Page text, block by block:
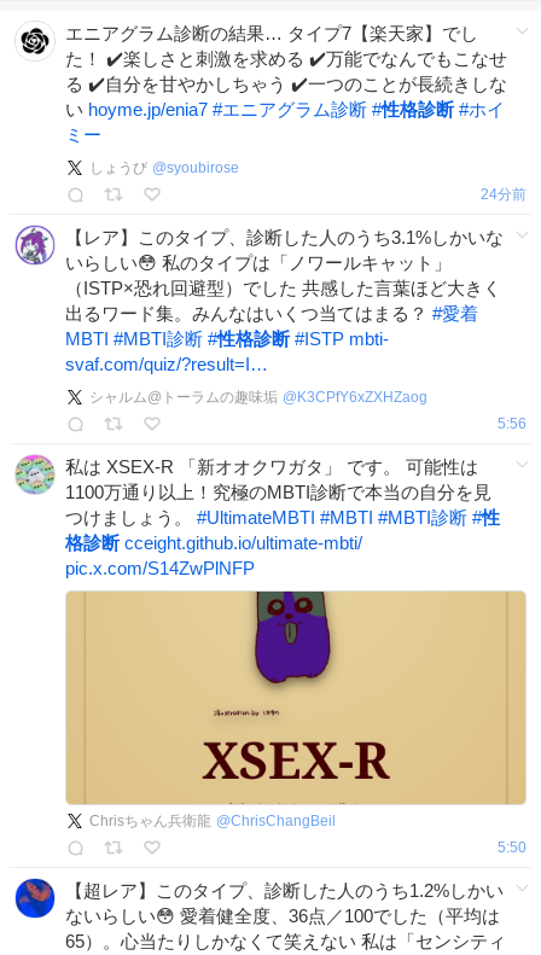
エニアグラム診断の結果… タイプ7【楽天家】でし
た！ ✔️楽しさと刺激を求める ✔️万能でなんでもこなせ
る ✔️自分を甘やかしちゃう ✔️一つのことが長続きしな
い hoyme.jp/enia7 #エニアグラム診断 #性格診断 #ホイ
ミー
しょうび @syoubirose
24分前
【レア】このタイプ、診断した人のうち3.1%しかいな
いらしい😳 私のタイプは「ノワールキャット」
（ISTP×恐れ回避型）でした 共感した言葉ほど大きく
出るワード集。みんなはいくつ当てはまる？ #愛着
MBTI #MBTI診断 #性格診断 #ISTP mbti-
svaf.com/quiz/?result=I…
シャルム@トーラムの趣味垢 @ K3CPfY6xZXHZaog
5:56
私は XSEX-R 「新オオクワガタ」 です。 可能性は
1100万通り以上！究極のMBTI診断で本当の自分を見
つけましょう。 #UltimateMBTI #MBTI #MBTI診断 #性
格診断 cceight.github.io/ultimate-mbti/
pic.x.com/S14ZwPlNFP
Chrisちゃん兵衛龍 @ChrisChangBeil
5:50
【超レア】このタイプ、診断した人のうち1.2%しかい
ないらしい😳 愛着健全度、36点／100でした（平均は
65）。心当たりしかなくて笑えない 私は「センシティ